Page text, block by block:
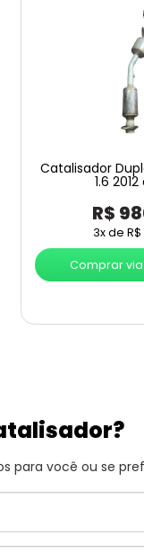
Catalisador
1.6
R$
3x deR$
Comprar
para você ou se